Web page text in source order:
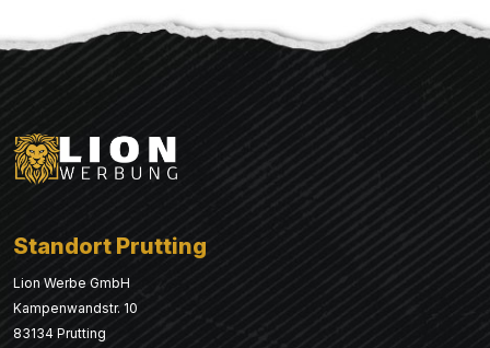
Standort Prutting
Lion Werbe GmbH
Kampenwandstr. 10
83134 Prutting